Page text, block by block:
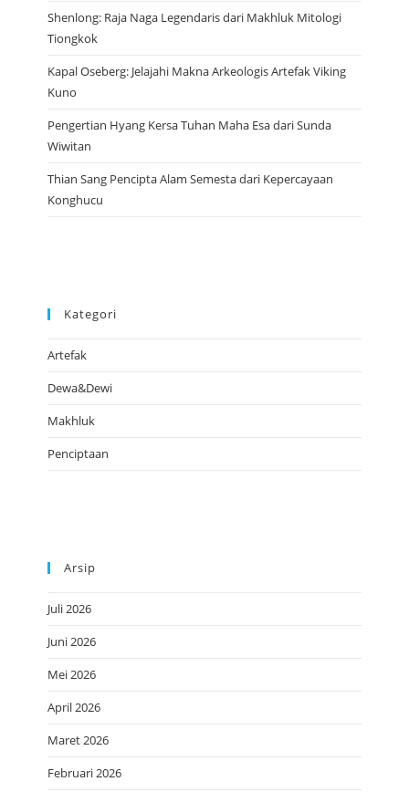
Shenlong: Raja Naga Legendaris dari Makhluk Mitologi
Tiongkok
Kapal Oseberg: Jelajahi Makna Arkeologis Artefak Viking
Kuno
Pengertian Hyang Kersa Tuhan Maha Esa dari Sunda
Wiwitan
Thian Sang Pencipta Alam Semesta dari Kepercayaan
Konghucu
Kategori
Artefak
Dewa&Dewi
Makhluk
Penciptaan
Arsip
Juli 2026
Juni 2026
Mei 2026
April 2026
Maret 2026
Februari 2026